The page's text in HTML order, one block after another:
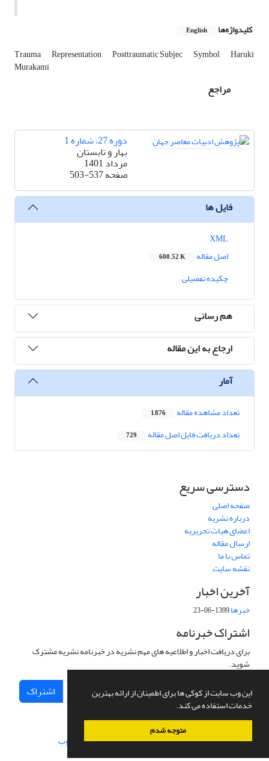
این وب سایت از کوکی ها برای اطمینان از ارائه بهترین
خدمات استفاده می کند.
متوجه شدم
کلیدواژه‌ها English
Trauma Representation Posttraumatic Subjec Symbol Haruki
Murakami
مراجع
دوره 27، شماره 1
بهار و تابستان
مرداد 1401
صفحه503-537
فایل ها
اصل مقاله
600.52 K
چکیده تفصیلی
هم رسانی
ارجاع به این مقاله
آمار
تعداد مشاهده مقاله 1,876
تعداد دریافت فایل اصل مقاله 729
دسترسی سریع
صفحه اصلی
درباره نشریه
اعضای هیات تحریریه
ارسال مقاله
تماس با ما
نقشه سایت
آخرین اخبار
خبرها1399-06-23
اشتراک خبرنامه
برای دریافت اخبار و اطلاعیه های مهم نشریه در خبرنامه نشریه مشترک
شوید.
اشتراک
سامانه مدیریت نشریات علمی.طراحی و پیاده سازی از سیناوب